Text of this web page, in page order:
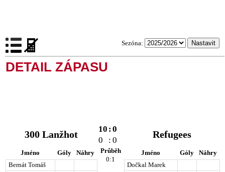
Sezóna:
DETAIL ZÁPASU
300 Lanžhot 10 :0
0
: 0
Refugees
Jméno Góly
Náhry
Bernát Tomáš
Průběh
0:1
Jméno Góly
Náhry
Dočkal Marek